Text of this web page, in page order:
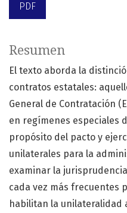
PDF
Resumen
El texto aborda la
contratos estatales:
General de Contratación
en regímenes especiales
propósito del pacto y
unilaterales para la
examinar la
cada vez más frecuentes
habilitan la unilateralidad